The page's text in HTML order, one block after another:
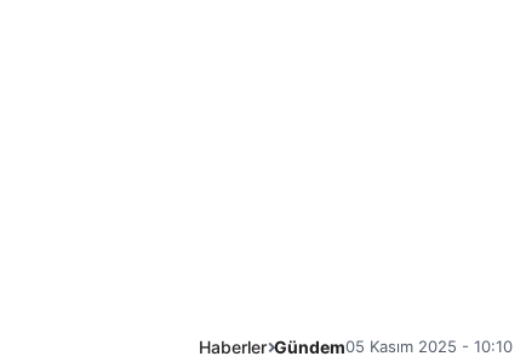
Haberler Gündem05 Kasım 2025 - 10:10